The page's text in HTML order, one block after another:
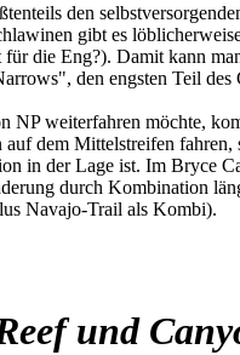
den
gibt es
die Eng?). Damit kann
den engsten Teil
weiterfahren möchte,
dem Mittelstreifen
in der Lage ist. Im Bryce
durch Kombination
Navajo-Trail als Kombi).
und